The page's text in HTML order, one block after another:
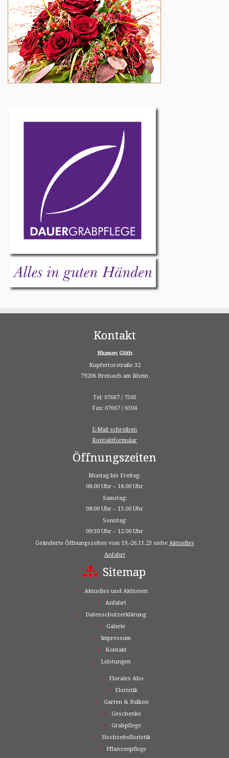
Kontakt
Blumen Güth
Kupfertorstraße 32
79206 Breisach am Rhein
Tel: 07667 / 7505
Fax: 07667 / 6304
E-Mail schreiben
Kontaktformular
Öffnungszeiten
Montag bis Freitag:
08.00 Uhr – 18.00 Uhr
Samstag:
08:00 Uhr – 13.00 Uhr
Sonntag:
09:30 Uhr – 12.00 Uhr
Geänderte Öffnungszeiten vom 19.-26.11.23 siehe Aktuelles
Anfahrt
Sitemap
Aktuelles und Aktionen
Anfahrt
Datenschutzerklärung
Galerie
Impressum
Kontakt
Leistungen
Florales Abo
Floristik
Garten & Balkon
Geschenke
Grabpflege
Hochzeitsfloristik
Pflanzenpflege